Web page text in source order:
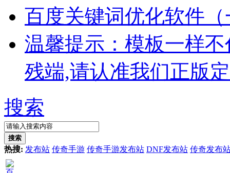
百度关键词优化软件
温馨提示：模板一样
残端,请认准我们正版
搜索
搜索
热搜: 发布站 传奇手游 传奇手游发布站 DNF发布站 传奇发布